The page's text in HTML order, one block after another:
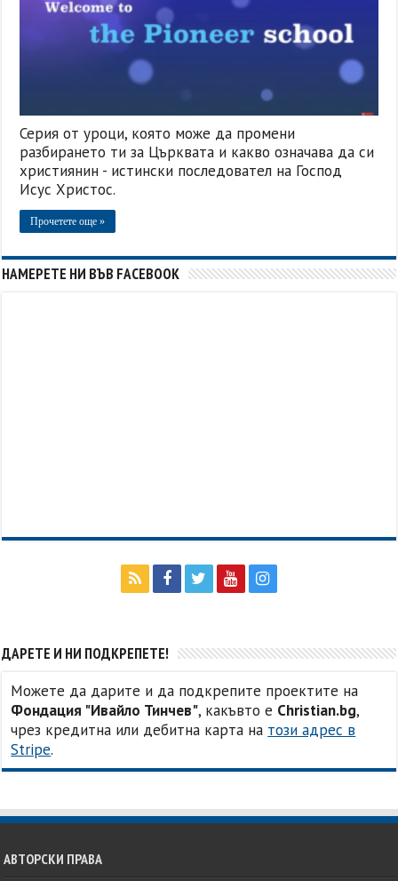
Серия от уроци, която може да промени
разбирането ти за Църквата и какво означава да си
християнин - истински последовател на Господ
Исус Христос.
Прочетете още »
НАМЕРЕТЕ НИ ВЪВ FACEBOOK
ДАРЕТЕ И НИ ПОДКРЕПЕТЕ!
Можете да дарите и да подкрепите проектите на
Фондация "Ивайло Тинчев", какъвто е Christian.bg,
чрез кредитна или дебитна карта на този адрес в
Stripe.
АВТОРСКИ ПРАВА